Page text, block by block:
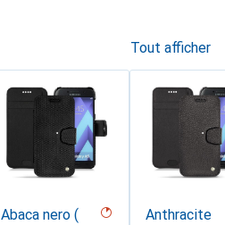
Tout afficher
Abaca nero (
Anthracite